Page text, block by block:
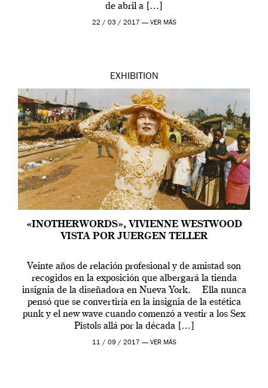
de abril a […]
22 / 03 / 2017 — VER MÁS
EXHIBITION
«INOTHERWORDS», VIVIENNE WESTWOOD
VISTA POR JUERGEN TELLER
Veinte años de relación profesional y de amistad son
recogidos en la exposición que albergará la tienda
insignia de la diseñadora en Nueva York. Ella nunca
pensó que se convertiría en la insignia de la estética
punk y el new wave cuando comenzó a vestir a los Sex
Pistols allá por la década […]
11 / 09 / 2017 — VER MÁS